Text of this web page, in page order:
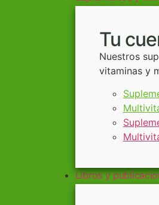
Tu
Nuestros
vitaminas y
Libros y